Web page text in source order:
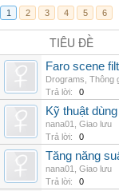
1 2 3 4 5 6
TIÊU ĐỀ
Faro scene
Drograms Thông
Trả lời:
0
Kỹ thuật
nana01
Giao lưu
Trả lời:
0
Tăng năng
nana01
Giao lưu
Trả lời:
0